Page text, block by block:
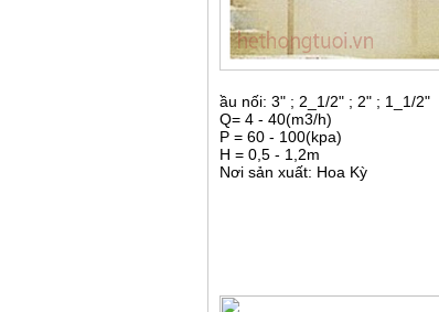
ầu nối: 3" ; 2_1/2" ; 2" ; 1_1/2"
Q= 4 - 40(m3/h)
P = 60 - 100(kpa)
H = 0,5 - 1,2m
Nơi sản xuất: Hoa Kỳ